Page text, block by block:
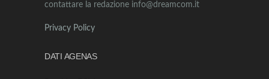
contattare la redazione info@dreamcom.it
Privacy Policy
DATI AGENAS